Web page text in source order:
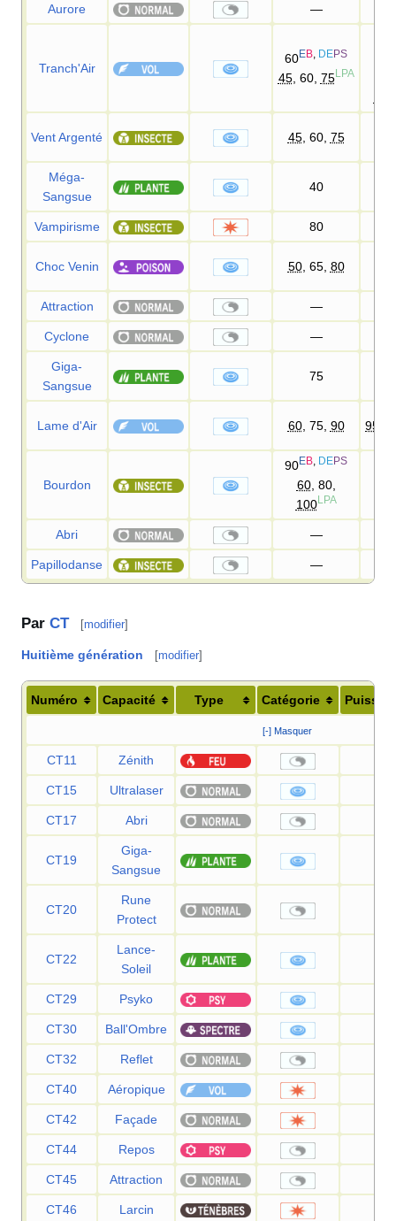
Aurore —
Tranch'Air
60EB DEPS
45, 60, 75LPA
Vent Argenté 45, 60, 75
Méga-
Sangsue
40
Vampirisme 80
Choc Venin 50, 65, 80
Attraction —
Cyclone —
Giga-
Sangsue
75
Lame d'Air 60, 75, 90 95
Bourdon
90EB DEPS
60, 80,
100LPA
Abri —
Papillodanse —
Par CT [modifier]
Huitième génération [modifier]
Numéro Capacité Type Catégorie
[-] Masquer
CT11 Zénith
CT15 Ultralaser
CT17 Abri
CT19
Giga-
Sangsue
CT20
Rune
Protect
CT22
Lance-
Soleil
CT29 Psyko
CT30 Ball'Ombre
CT32 Reflet
CT40 Aéropique
CT42 Façade
CT44 Repos
CT45 Attraction
CT46 Larcin